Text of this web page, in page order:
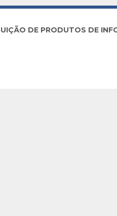
DE PRODUTOS DE